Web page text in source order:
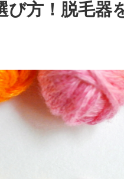
び方！脱毛器